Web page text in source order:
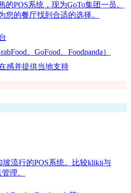
的POS系统，现为GoTo集团一员。
您的餐厅找到合适的选择。
、GoFood、Foodpanda）
感并提供当地支持
坡流行的POS系统。比较klikit与
理。